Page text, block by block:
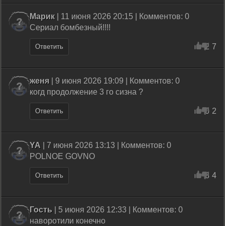
Марик| 11 июня 2026 20:15 | Комментов: 0
Сериал бомбезный!!!!
Ответить 2 7
женя | 9 июня 2026 19:09 | Комментов: 0
когд продолжение 3 го сизна ?
Ответить 0 2
YA | 7 июня 2026 13:13 | Комментов: 0
POLNOE GOVNO
Ответить 8 4
Гость | 5 июня 2026 12:33 | Комментов: 0
наворотили конечно